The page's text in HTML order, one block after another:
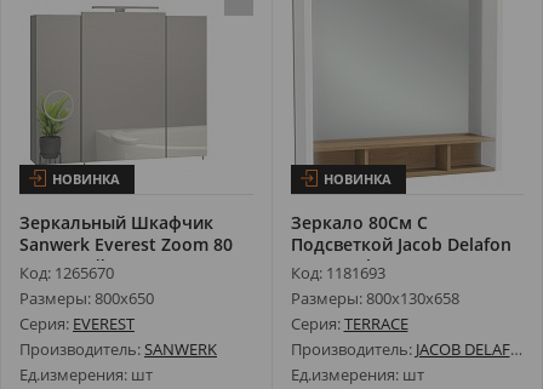
НОВИНКА
Зеркальный Шкафчик
Sanwerk Everest Zoom 80
цв. Серый...
Код: 1265670
Размеры: 800х650
Серия: EVEREST
Производитель:SANWERK
Ед.измерения: шт
НОВИНКА
Зеркало 80См С
Подсветкой Jacob Delafon
Terrace Eb11...
Код: 1181693
Размеры: 800х130х658
Серия:TERRACE
Производитель: JACOB DELAFON
Ед.измерения: шт